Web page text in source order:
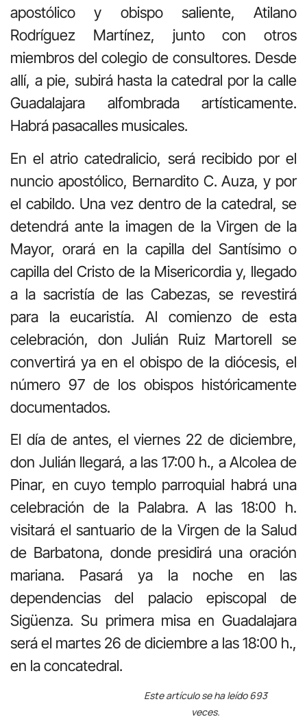
apostólico y obispo saliente, Atilano
Rodríguez Martínez, junto con otros
miembros del colegio de consultores. Desde
allí, a pie, subirá hasta la catedral por la calle
Guadalajara alfombrada artísticamente.
Habrá pasacalles musicales.
En el atrio catedralicio, será recibido por el
nuncio apostólico, Bernardito C. Auza, y por
el cabildo. Una vez dentro de la catedral, se
detendrá ante la imagen de la Virgen de la
Mayor, orará en la capilla del Santísimo o
capilla del Cristo de la Misericordia y, llegado
a la sacristía de las Cabezas, se revestirá
para la eucaristía. Al comienzo de esta
celebración, don Julián Ruiz Martorell se
convertirá ya en el obispo de la diócesis, el
número 97 de los obispos históricamente
documentados.
El día de antes, el viernes 22 de diciembre,
don Julián llegará, a las 17:00 h., a Alcolea de
Pinar, en cuyo templo parroquial habrá una
celebración de la Palabra. A las 18:00 h.
visitará el santuario de la Virgen de la Salud
de Barbatona, donde presidirá una oración
mariana. Pasará ya la noche en las
dependencias del palacio episcopal de
Sigüenza. Su primera misa en Guadalajara
será el martes 26 de diciembre a las 18:00 h.,
en la concatedral.
Este artículo se ha leído 693
veces.